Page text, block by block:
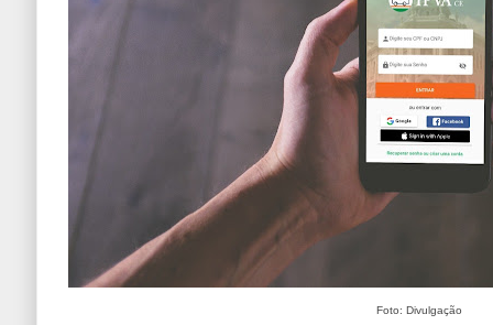
Foto: Divulgação